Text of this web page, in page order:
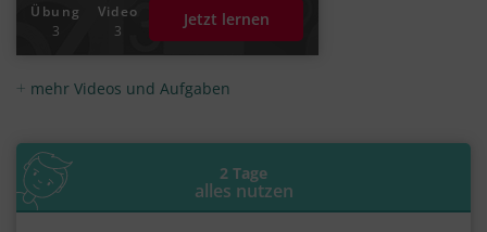
Übung
3
Video
3
Jetzt lernen
mehr Videos und Aufgaben
2 Tage
alles nutzen